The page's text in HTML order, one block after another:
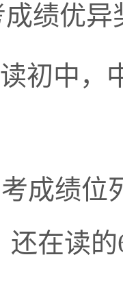
成绩优异
初中，
成绩位
在读